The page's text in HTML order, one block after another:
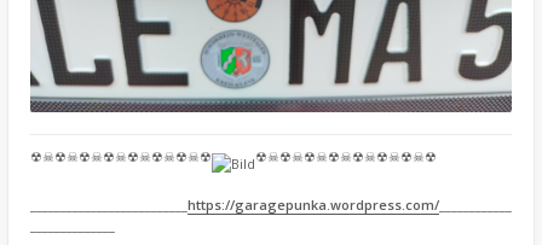
☢☠☢☠☢☠☢☠☢☠☢☠☢☠☢ ☢☠☢☠☢☠☢☠☢☠☢☠☢☠☢
https://garagepunka.wordpress.com/